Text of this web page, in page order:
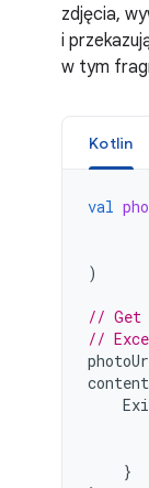
zdjęcia,
i
w tym
Kotlin
val
)
// Get
//
}